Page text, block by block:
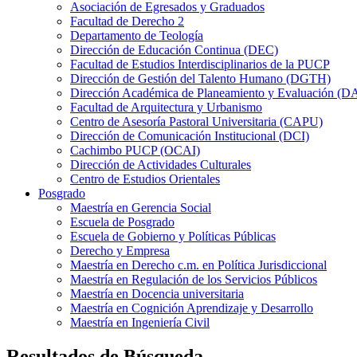
Asociación de Egresados y Graduados
Facultad de Derecho 2
Departamento de Teología
Dirección de Educación Continua (DEC)
Facultad de Estudios Interdisciplinarios de la PUCP
Dirección de Gestión del Talento Humano (DGTH)
Dirección Académica de Planeamiento y Evaluación
Facultad de Arquitectura y Urbanismo
Centro de Asesoría Pastoral Universitaria (CAPU)
Dirección de Comunicación Institucional (DCI)
Cachimbo PUCP (OCAI)
Dirección de Actividades Culturales
Centro de Estudios Orientales
Posgrado
Maestría en Gerencia Social
Escuela de Posgrado
Escuela de Gobierno y Políticas Públicas
Derecho y Empresa
Maestría en Derecho c.m. en Política Jurisdiccional
Maestría en Regulación de los Servicios Públicos
Maestría en Docencia universitaria
Maestría en Cognición Aprendizaje y Desarrollo
Maestría en Ingeniería Civil